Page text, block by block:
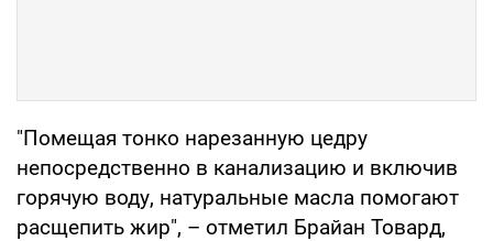
"Помещая тонко нарезанную цедру
непосредственно в канализацию и включив
горячую воду, натуральные масла помогают
расщепить жир", – отметил Брайан Товард,